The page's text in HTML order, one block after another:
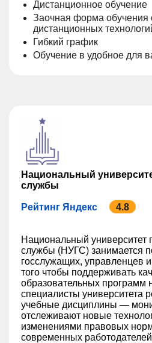
Дистанционное обучение
Заочная форма обучения
дистанционных
Гибкий график
Обучение в удобное для
Национальный
службы
Рейтинг Яндекс 4.8
Национальный университет
службы (НУГС) занимается
госслужащих, управленцев
того чтобы поддерживать
образовательных программ
специалисты университета
учебные дисциплины —
отслеживают новые
изменениями правовых
современных